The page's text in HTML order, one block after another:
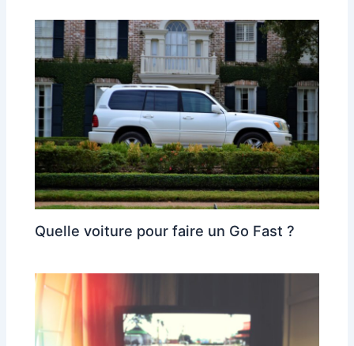
Quelle voiture pour faire un Go Fast ?